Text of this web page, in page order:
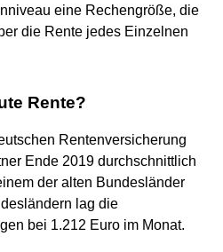
eine Rechengröße, die
die Rente jedes Einzelnen
Rente?
Rentenversicherung
Ende 2019 durchschnittlich
der alten Bundesländer
lag die
bei 1.212 Euro im Monat.